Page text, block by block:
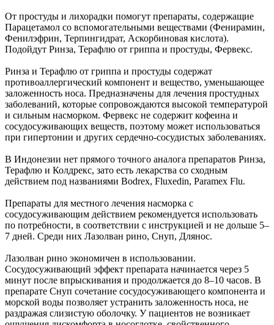
От простуды и лихорадки помогут препараты, содержащие
Парацетамол со вспомогательными веществами (Фенирамин,
Фенилэфрин, Терпингидрат, Аскорбиновая кислота).
Подойдут Ринза, Терафлю от гриппа и простуды, Фервекс.
Ринза и Терафлю от гриппа и простуды содержат
противоаллергический компонент и вещество, уменьшающее
заложенность носа. Предназначены для лечения простудных
заболеваний, которые сопровождаются высокой температурой
и сильным насморком. Фервекс не содержит кофеина и
сосудосуживающих веществ, поэтому может использоваться
при гипертонии и других сердечно-сосудистых заболеваниях.
В Индонезии нет прямого точного аналога препаратов Ринза,
Терафлю и Колдрекс, зато есть лекарства со сходным
действием под названиями Bodrex, Fluxedin, Paramex Flu.
Препараты для местного лечения насморка с
сосудосуживающим действием рекомендуется использовать
по потребности, в соответствии с инструкцией и не дольше 5–
7 дней. Среди них Лазолван рино, Снуп, Длянос.
Лазолван рино экономичен в использовании.
Сосудосуживающий эффект препарата начинается через 5
минут после впрыскивания и продолжается до 8–10 часов. В
препарате Снуп сочетание сосудосуживающего компонента и
морской воды позволяет устранить заложенность носа, не
раздражая слизистую оболочку. У пациентов не возникает